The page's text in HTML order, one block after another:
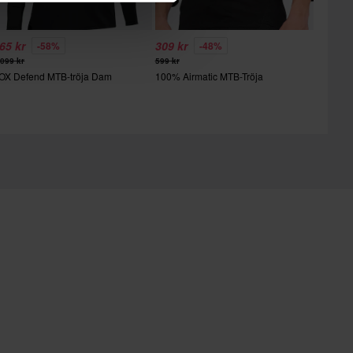
kr -58%
kr
Defend MTB-tröja Dam
309 kr -48%
599 kr
100% Airmatic MTB-Tröja